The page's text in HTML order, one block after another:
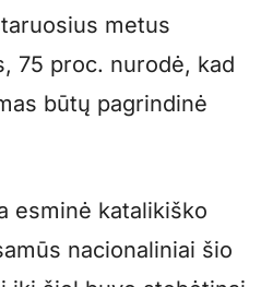
metus
75 proc. nurodė, kad
būtų pagrindinė
esminė katalikiško
nacionaliniai šio